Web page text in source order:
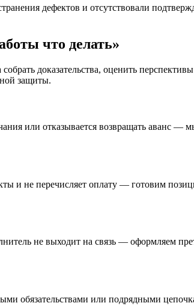
дефектов и отсутствовали
что делать»
доказательства, оценить
защиты.
или отказывается возвращать аванс
и не перечисляет оплату — готовим
не выходит на связь — оформляем
обязательствами или подрядными